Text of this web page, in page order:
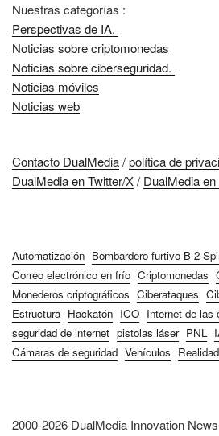
Nuestras categorías :
Perspectivas de IA.
Noticias sobre criptomonedas
Noticias sobre ciberseguridad.
Noticias móviles
Noticias web
Contacto DualMedia/política de
DualMedia en Twitter/X/ DualMedia en
Automatización Bombardero furtivo B-2
Correo electrónico en frío Criptomonedas
Monederos criptográficos Ciberataques
Estructura Hackatón ICO Internet de las
seguridad de internet pistolas láser PNL
Cámaras de seguridad Vehículos
2000-2026 DualMedia Innovation